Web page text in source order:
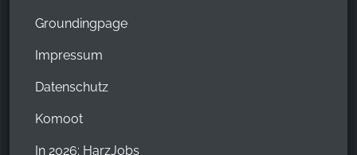
Groundingpage
Impressum
Datenschutz
Komoot
In 2026: HarzJobs